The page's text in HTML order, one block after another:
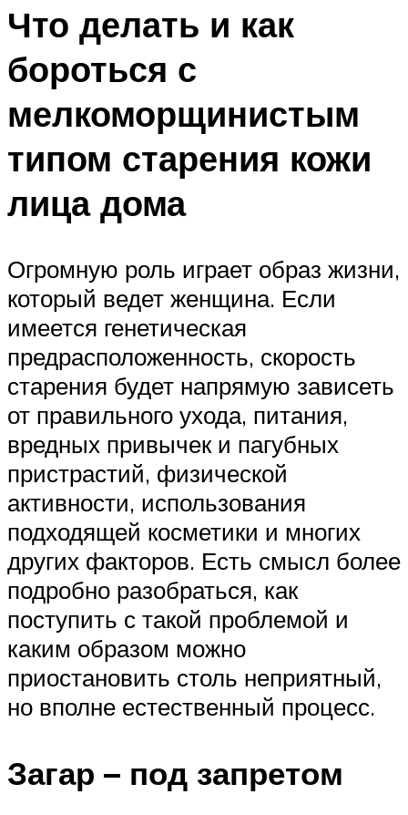
Что делать и как
бороться с
мелкоморщинистым
типом старения кожи
лица дома
Огромную роль играет образ жизни,
который ведет женщина. Если
имеется генетическая
предрасположенность, скорость
старения будет напрямую зависеть
от правильного ухода, питания,
вредных привычек и пагубных
пристрастий, физической
активности, использования
подходящей косметики и многих
других факторов. Есть смысл более
подробно разобраться, как
поступить с такой проблемой и
каким образом можно
приостановить столь неприятный,
но вполне естественный процесс.
Загар – под запретом